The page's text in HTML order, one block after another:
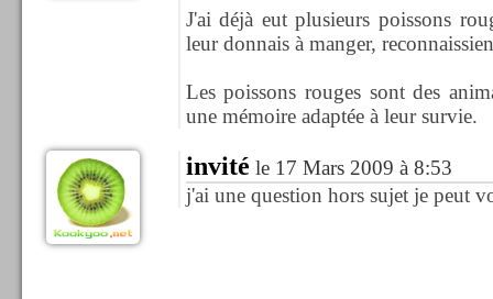
J'ai déjà eut plusieurs poissons
leur donnais à manger,
Les poissons rouges sont des
une mémoire adaptée à leur survie.
invité le 17 Mars 2009 à 8:53
j'ai une question hors sujet je peut